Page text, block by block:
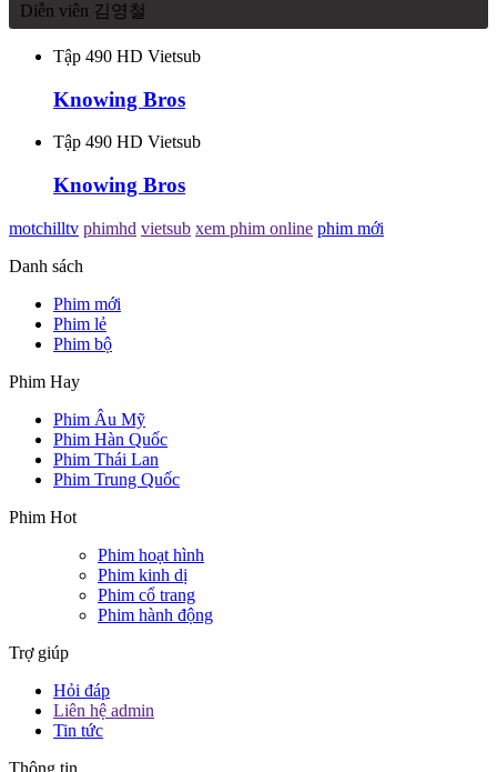
Diễn viên 김영철
Tập 490 HD Vietsub
Knowing Bros
Tập 490 HD Vietsub
Knowing Bros
motchilltv phimhd vietsub xem phim online phim mới
Danh sách
Phim mới
Phim lẻ
Phim bộ
Phim Hay
Phim Âu Mỹ
Phim Hàn Quốc
Phim Thái Lan
Phim Trung Quốc
Phim Hot
Phim hoạt hình
Phim kinh dị
Phim cổ trang
Phim hành động
Trợ giúp
Hỏi đáp
Liên hệ admin
Tin tức
Thông tin